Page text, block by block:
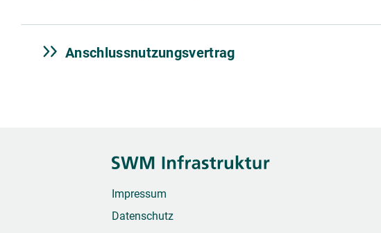
Anschlussnutzungsvertrag
Impressum
Datenschutz